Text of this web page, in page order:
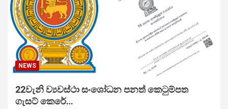
NEWS
22වැනි ව්‍යවස්ථා සංශෝධන පනත් කෙටුම්පත
ගැසට් කෙරේ…